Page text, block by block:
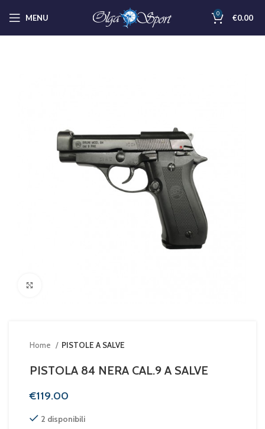
MENU 0 €0.00
Home PISTOLE A SALVE
PISTOLA 84 NERA CAL.9 A SALVE
€
2 disponibili